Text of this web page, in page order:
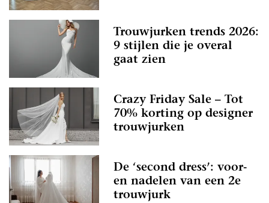
Trouwjurken trends 2026:
9 stijlen die je overal
gaat zien
Crazy Friday Sale – Tot
70% korting op designer
trouwjurken
De ‘second dress’: voor-
en nadelen van een 2e
trouwjurk